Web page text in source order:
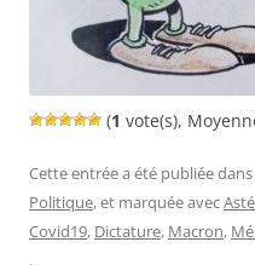
(1 vote(s),
Cette entrée a été publiée dans
Politique, et marquée avec
Covid19, Dictature, Macron,
.